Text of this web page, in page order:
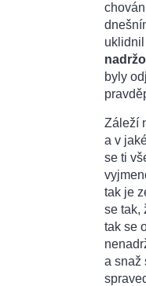
byly
Záleží
a v
se ti
tak je
se tak,
tak se
a snaž